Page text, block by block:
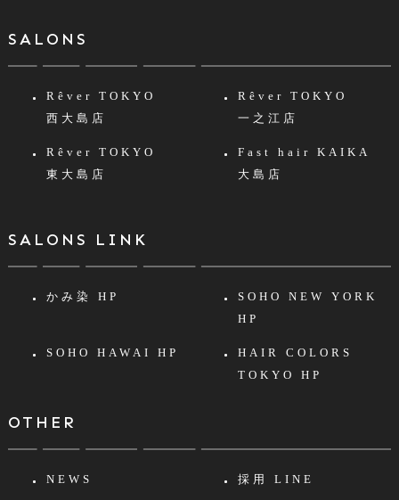
SALONS
Rêver TOKYO
西大島店
Rêver TOKYO
一之江店
Rêver TOKYO
東大島店
Fast hair KAIKA
大島店
SALONS LINK
かみ染 HP
SOHO NEW YORK
HP
SOHO HAWAI HP
HAIR COLORS
TOKYO HP
OTHER
NEWS 採用 LINE